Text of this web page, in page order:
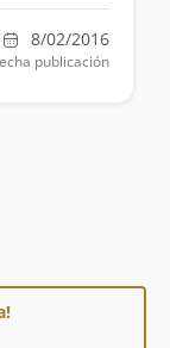
8/02/2016
publicación